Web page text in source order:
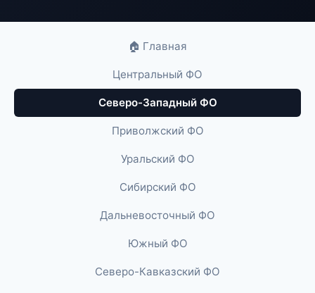
🏠 Главная
Центральный ФО
Северо-Западный ФО
Приволжский ФО
Уральский ФО
Сибирский ФО
Дальневосточный ФО
Южный ФО
Северо-Кавказский ФО